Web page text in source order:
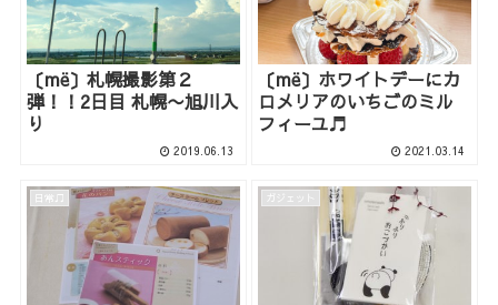
〔më〕札幌撮影第２
弾！！2日目 札幌〜旭川入
り
2019.06.13
〔më〕ホワイトデーにカ
ロメリアのいちごのミル
フィーユ♬
2021.03.14
日常♫ ガジェット